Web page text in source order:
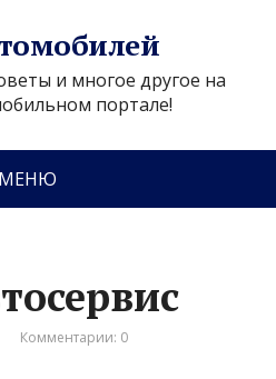
и многое другое на
портале!
МЕНЮ
Комментарии: 0